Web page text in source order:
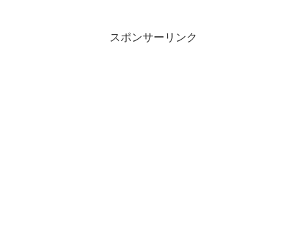
スポンサーリンク